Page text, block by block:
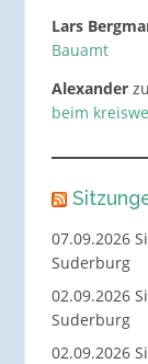
Lars
Bauamt
Alexanderzu
beim
07.09.2026
Suderburg
02.09.2026
Suderburg
02.09.2026